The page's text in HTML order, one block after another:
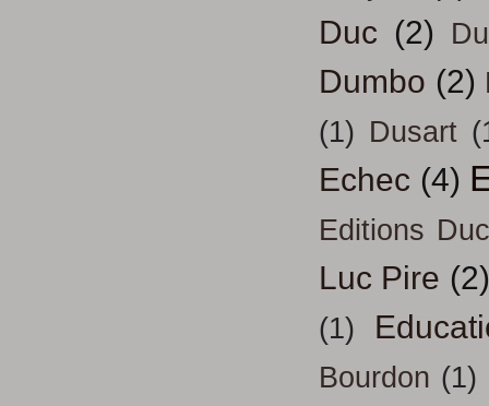
Duc (2)
Dumbo (2)
(1) Dusart
Echec (4)
Editions
Luc Pire (2)
(1)
Bourdon (1)